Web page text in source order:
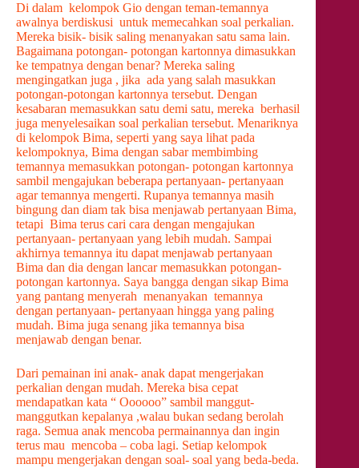
Di dalam kelompok Gio dengan teman-temannya
awalnya berdiskusi untuk memecahkan soal perkalian.
Mereka bisik- bisik saling menanyakan satu sama lain.
Bagaimana potongan- potongan kartonnya dimasukkan
ke tempatnya dengan benar? Mereka saling
mengingatkan juga , jika ada yang salah masukkan
potongan-potongan kartonnya tersebut. Dengan
kesabaran memasukkan satu demi satu, mereka berhasil
juga menyelesaikan soal perkalian tersebut. Menariknya
di kelompok Bima, seperti yang saya lihat pada
kelompoknya, Bima dengan sabar membimbing
temannya memasukkan potongan- potongan kartonnya
sambil mengajukan beberapa pertanyaan- pertanyaan
agar temannya mengerti. Rupanya temannya masih
bingung dan diam tak bisa menjawab pertanyaan Bima,
tetapi Bima terus cari cara dengan mengajukan
pertanyaan- pertanyaan yang lebih mudah. Sampai
akhirnya temannya itu dapat menjawab pertanyaan
Bima dan dia dengan lancar memasukkan potongan-
potongan kartonnya. Saya bangga dengan sikap Bima
yang pantang menyerah menanyakan temannya
dengan pertanyaan- pertanyaan hingga yang paling
mudah. Bima juga senang jika temannya bisa
menjawab dengan benar.
Dari pemainan ini anak- anak dapat mengerjakan
perkalian dengan mudah. Mereka bisa cepat
mendapatkan kata “ Oooooo” sambil manggut-
manggutkan kepalanya ,walau bukan sedang berolah
raga. Semua anak mencoba permainannya dan ingin
terus mau mencoba – coba lagi. Setiap kelompok
mampu mengerjakan dengan soal- soal yang beda-beda.